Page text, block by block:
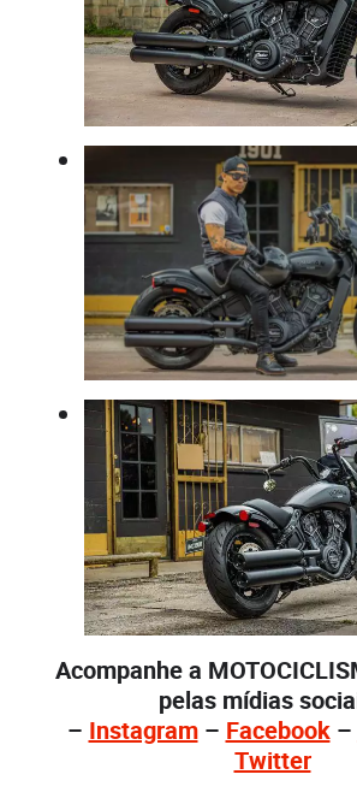
Acompanhe a
pelas mídias
– Instagram– Facebook–
Twitter